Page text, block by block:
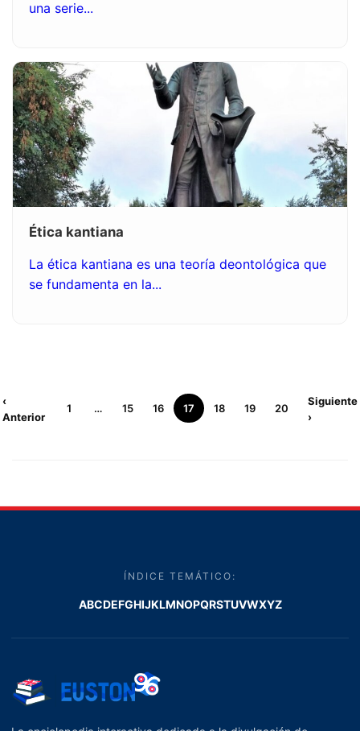
una serie...
Ética kantiana
La ética kantiana es una teoría deontológica que
se fundamenta en la...
‹
Anterior
1 … 15 16 17 18 19 20
Siguiente
›
ÍNDICE TEMÁTICO:
ABCDEFGHIJKLMNOPQRSTUVWXYZ